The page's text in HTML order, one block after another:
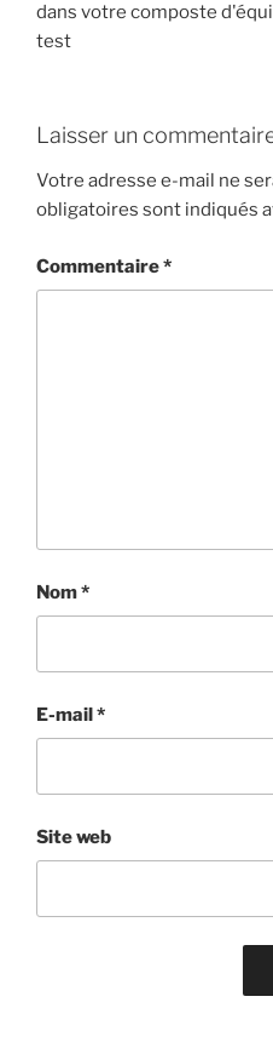
dans votre composte
test
Laisser un
Votre adresse e-mail ne
obligatoires sont indiqués
Commentaire*
Nom*
E-mail*
Site web